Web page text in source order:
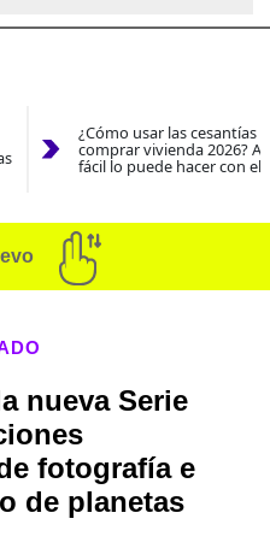
¿Cómo usar las cesantías
comprar vivienda 2026?
fácil lo puede hacer con el
nueva Serie
fotografía e
de planetas